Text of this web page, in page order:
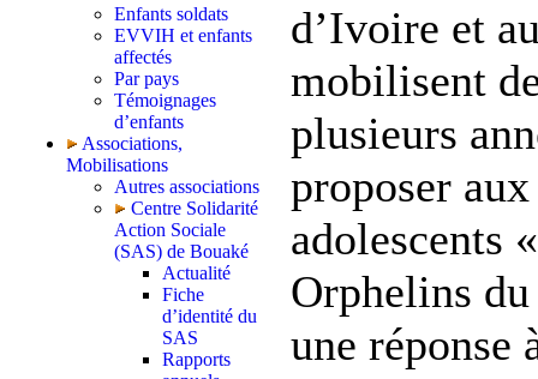
Enfants soldats
EVVIH et enfants
affectés
Par pays
Témoignages
d’enfants
Associations,
Mobilisations
Autres associations
Centre Solidarité
Action Sociale
(SAS) de Bouaké
Actualité
Fiche
d’identité du
SAS
Rapports
d’Ivoire et
mobilisent
plusieurs
proposer aux
adolescents «
Orphelins
une réponse